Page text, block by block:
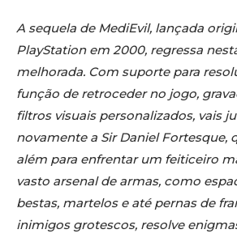
A sequela de MediEvil, lançada
PlayStation em 2000, regressa
melhorada. Com suporte para
função de retroceder no jogo,
filtros visuais personalizados, vais
novamente a Sir Daniel Fortesque,
além para enfrentar um feiticeiro
vasto arsenal de armas, como
bestas, martelos e até pernas de
inimigos grotescos, resolve